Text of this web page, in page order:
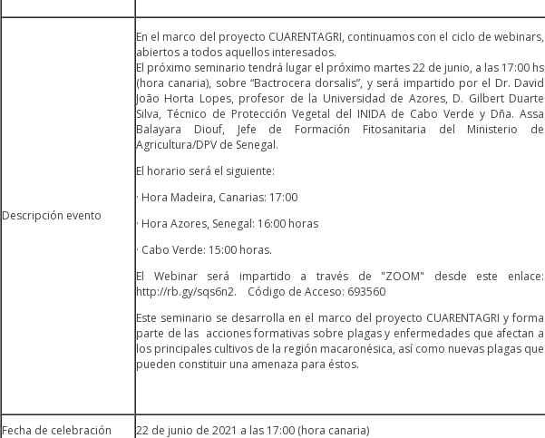
Descripción evento
En el marco del proyecto CUARENTAGRI, continuamos con el ciclo de webinars,
abiertos a todos aquellos interesados.
El próximo seminario tendrá lugar el próximo martes 22 de junio, a las 17:00 hs
(hora canaria), sobre “Bactrocera dorsalis”, y será impartido por el Dr. David
João Horta Lopes, profesor de la Universidad de Azores, D. Gilbert Duarte
Silva, Técnico de Protección Vegetal del INIDA de Cabo Verde y Dña. Assa
Balayara Diouf, Jefe de Formación Fitosanitaria del Ministerio de
Agricultura/DPV de Senegal.
El horario será el siguiente:
· Hora Madeira, Canarias: 17:00
· Hora Azores, Senegal: 16:00 horas
· Cabo Verde: 15:00 horas.
El Webinar será impartido a través de "ZOOM" desde este enlace:
http://rb.gy/sqs6n2. Código de Acceso: 693560
Este seminario se desarrolla en el marco del proyecto CUARENTAGRI y forma
parte de las acciones formativas sobre plagas y enfermedades que afectan a
los principales cultivos de la región macaronésica, así como nuevas plagas que
pueden constituir una amenaza para éstos.
Fecha de celebración 22 de junio de 2021 a las 17:00 (hora canaria)